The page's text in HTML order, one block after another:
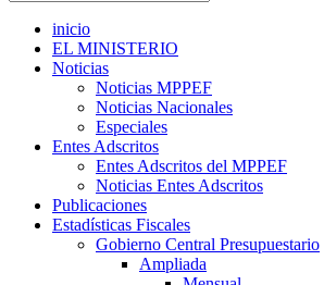
inicio
EL MINISTERIO
Noticias
Noticias MPPEF
Noticias Nacionales
Especiales
Entes Adscritos
Entes Adscritos del MPPEF
Noticias Entes Adscritos
Publicaciones
Estadísticas Fiscales
Gobierno Central Presupuestario
Ampliada